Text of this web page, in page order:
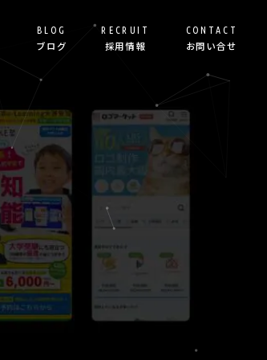
BLOG
ブログ
RECRUIT
採用情報
CONTACT
お問い合せ